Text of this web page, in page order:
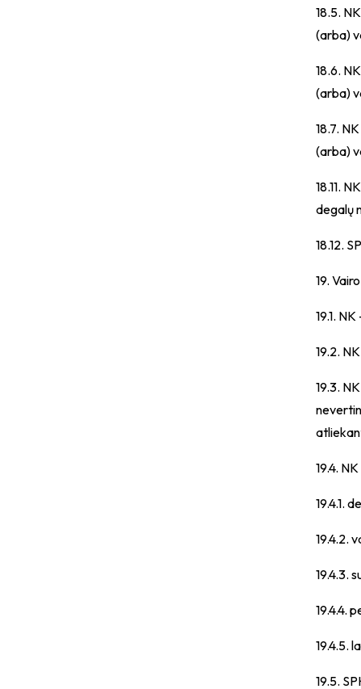
18.5.
(arba)
18.6.
(arba)
18.7.
(arba)
18.11.
degalų
18.12.
19.
19.1.
19.2.
19.3.
19.4.
19.4.1.
19.4.2.
19.4.3.
19.4.4.
19.4.5.
19.5.